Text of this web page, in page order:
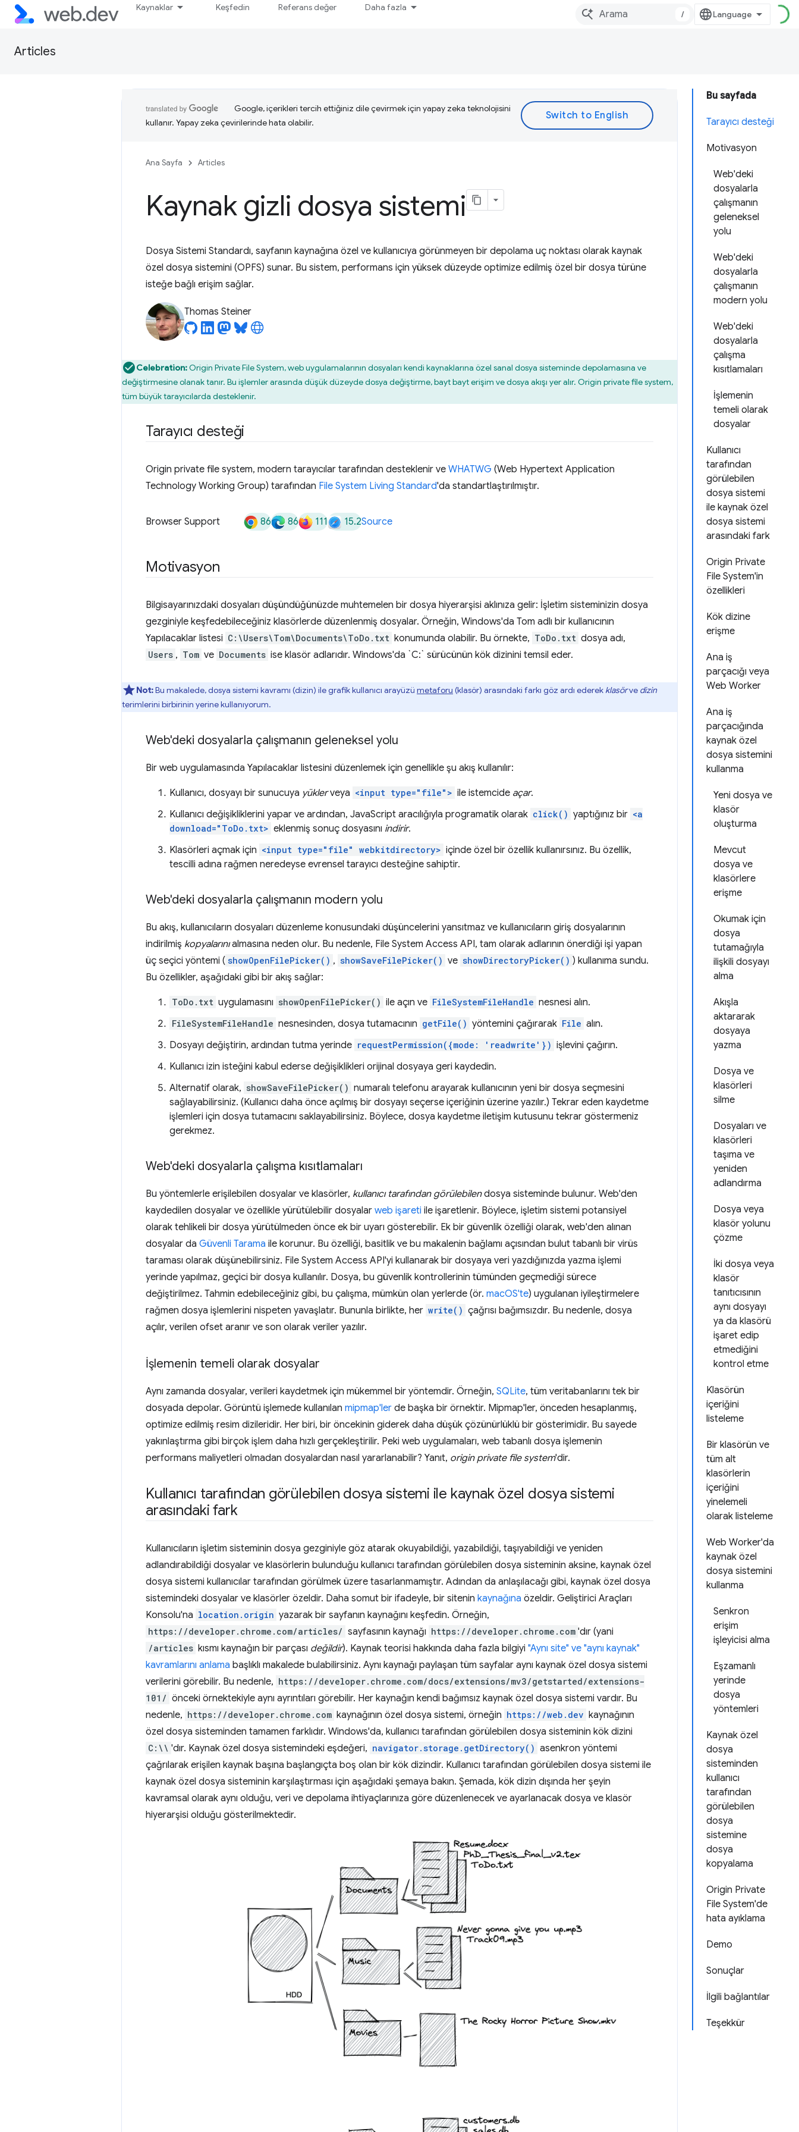
Kaynaklar Keşfedin Referans değer Daha fazla
/
Articles
Bu sayfada
Tarayıcı desteği
Motivasyon
Web'deki
dosyalarla
çalışmanın
geleneksel
yolu
Web'deki
dosyalarla
çalışmanın
modern yolu
Web'deki
dosyalarla
çalışma
kısıtlamaları
İşlemenin
temeli olarak
dosyalar
Kullanıcı
tarafından
görülebilen
dosya sistemi
ile kaynak özel
dosya sistemi
arasındaki fark
Origin Private
File System'in
özellikleri
Kök dizine
erişme
Ana iş
parçacığı veya
Web Worker
Ana iş
parçacığında
kaynak özel
dosya sistemini
kullanma
Yeni dosya ve
klasör
oluşturma
Mevcut
dosya ve
klasörlere
erişme
Okumak için
dosya
tutamağıyla
ilişkili dosyayı
alma
Akışla
aktararak
dosyaya
yazma
Dosya ve
klasörleri
silme
Dosyaları ve
klasörleri
taşıma ve
yeniden
adlandırma
Dosya veya
klasör yolunu
çözme
İki dosya veya
klasör
tanıtıcısının
aynı dosyayı
ya da klasörü
işaret edip
etmediğini
kontrol etme
Klasörün
içeriğini
listeleme
Bir klasörün ve
tüm alt
klasörlerin
içeriğini
yinelemeli
olarak listeleme
Web Worker'da
kaynak özel
dosya sistemini
kullanma
Senkron
erişim
işleyicisi alma
Eşzamanlı
yerinde
dosya
yöntemleri
Kaynak özel
dosya
sisteminden
kullanıcı
tarafından
görülebilen
dosya
sistemine
dosya
kopyalama
Origin Private
File System'de
hata ayıklama
Demo
Sonuçlar
İlgili bağlantılar
Teşekkür
Google, içerikleri tercih ettiğiniz dile çevirmek için yapay zeka teknolojisini
kullanır. Yapay zeka çevirilerinde hata olabilir.
Ana Sayfa Articles
Kaynak gizli dosya sistemi
Dosya Sistemi Standardı, sayfanın kaynağına özel ve kullanıcıya görünmeyen bir depolama uç noktası olarak kaynak
özel dosya sistemini (OPFS) sunar. Bu sistem, performans için yüksek düzeyde optimize edilmiş özel bir dosya türüne
isteğe bağlı erişim sağlar.
Thomas Steiner
Celebration:Origin Private File System, web uygulamalarının dosyaları kendi kaynaklarına özel sanal dosya sisteminde depolamasına ve
değiştirmesine olanak tanır. Bu işlemler arasında düşük düzeyde dosya değiştirme, bayt bayt erişim ve dosya akışı yer alır. Origin private file system,
tüm büyük tarayıcılarda desteklenir.
Tarayıcı desteği
Origin private file system, modern tarayıcılar tarafından desteklenir ve WHATWG (Web Hypertext Application
Technology Working Group) tarafından File System Living Standard'da standartlaştırılmıştır.
Browser Support 86 86 111 15.2Source
Motivasyon
Bilgisayarınızdaki dosyaları düşündüğünüzde muhtemelen bir dosya hiyerarşisi aklınıza gelir: İşletim sisteminizin dosya
gezginiyle keşfedebileceğiniz klasörlerde düzenlenmiş dosyalar. Örneğin, Windows'da Tom adlı bir kullanıcının
Yapılacaklar listesi C:\Users\Tom\Documents\ToDo.txt konumunda olabilir. Bu örnekte, ToDo.txt dosya adı,
Users , Tom ve Documents ise klasör adlarıdır. Windows'da `C:` sürücünün kök dizinini temsil eder.
Not:Bu makalede, dosya sistemi kavramı (dizin) ile grafik kullanıcı arayüzü metaforu (klasör) arasındaki farkı göz ardı ederek klasörve dizin
terimlerini birbirinin yerine kullanıyorum.
Web'deki dosyalarla çalışmanın geleneksel yolu
Bir web uygulamasında Yapılacaklar listesini düzenlemek için genellikle şu akış kullanılır:
Kullanıcı, dosyayı bir sunucuya yüklerveya <input type="file"> ile istemcide açar.
Kullanıcı değişikliklerini yapar ve ardından, JavaScript aracılığıyla programatik olarak click() yaptığınız bir <a
download="ToDo.txt> eklenmiş sonuç dosyasını indirir.
Klasörleri açmak için <input type="file" webkitdirectory> içinde özel bir özellik kullanırsınız. Bu özellik,
tescilli adına rağmen neredeyse evrensel tarayıcı desteğine sahiptir.
Web'deki dosyalarla çalışmanın modern yolu
Bu akış, kullanıcıların dosyaları düzenleme konusundaki düşüncelerini yansıtmaz ve kullanıcıların giriş dosyalarının
indirilmiş kopyalarınıalmasına neden olur. Bu nedenle, File System Access API, tam olarak adlarının önerdiği işi yapan
üç seçici yöntemi ( showOpenFilePicker() , showSaveFilePicker() ve showDirectoryPicker() ) kullanıma sundu.
Bu özellikler, aşağıdaki gibi bir akış sağlar:
ToDo.txt uygulamasını showOpenFilePicker() ile açın ve FileSystemFileHandle nesnesi alın.
FileSystemFileHandle nesnesinden, dosya tutamacının getFile() yöntemini çağırarak File alın.
Dosyayı değiştirin, ardından tutma yerinde requestPermission({mode: 'readwrite'}) işlevini çağırın.
Kullanıcı izin isteğini kabul ederse değişiklikleri orijinal dosyaya geri kaydedin.
Alternatif olarak, showSaveFilePicker() numaralı telefonu arayarak kullanıcının yeni bir dosya seçmesini
sağlayabilirsiniz. (Kullanıcı daha önce açılmış bir dosyayı seçerse içeriğinin üzerine yazılır.) Tekrar eden kaydetme
işlemleri için dosya tutamacını saklayabilirsiniz. Böylece, dosya kaydetme iletişim kutusunu tekrar göstermeniz
gerekmez.
Web'deki dosyalarla çalışma kısıtlamaları
Bu yöntemlerle erişilebilen dosyalar ve klasörler, kullanıcı tarafından görülebilendosya sisteminde bulunur. Web'den
kaydedilen dosyalar ve özellikle yürütülebilir dosyalar web işareti ile işaretlenir. Böylece, işletim sistemi potansiyel
olarak tehlikeli bir dosya yürütülmeden önce ek bir uyarı gösterebilir. Ek bir güvenlik özelliği olarak, web'den alınan
dosyalar da Güvenli Tarama ile korunur. Bu özelliği, basitlik ve bu makalenin bağlamı açısından bulut tabanlı bir virüs
taraması olarak düşünebilirsiniz. File System Access API'yi kullanarak bir dosyaya veri yazdığınızda yazma işlemi
yerinde yapılmaz, geçici bir dosya kullanılır. Dosya, bu güvenlik kontrollerinin tümünden geçmediği sürece
değiştirilmez. Tahmin edebileceğiniz gibi, bu çalışma, mümkün olan yerlerde (ör. macOS'te) uygulanan iyileştirmelere
rağmen dosya işlemlerini nispeten yavaşlatır. Bununla birlikte, her write() çağrısı bağımsızdır. Bu nedenle, dosya
açılır, verilen ofset aranır ve son olarak veriler yazılır.
İşlemenin temeli olarak dosyalar
Aynı zamanda dosyalar, verileri kaydetmek için mükemmel bir yöntemdir. Örneğin, SQLite, tüm veritabanlarını tek bir
dosyada depolar. Görüntü işlemede kullanılan mipmap'ler de başka bir örnektir. Mipmap'ler, önceden hesaplanmış,
optimize edilmiş resim dizileridir. Her biri, bir öncekinin giderek daha düşük çözünürlüklü bir gösterimidir. Bu sayede
yakınlaştırma gibi birçok işlem daha hızlı gerçekleştirilir. Peki web uygulamaları, web tabanlı dosya işlemenin
performans maliyetleri olmadan dosyalardan nasıl yararlanabilir? Yanıt, origin private file system'dir.
Kullanıcı tarafından görülebilen dosya sistemi ile kaynak özel dosya sistemi
arasındaki fark
Kullanıcıların işletim sisteminin dosya gezginiyle göz atarak okuyabildiği, yazabildiği, taşıyabildiği ve yeniden
adlandırabildiği dosyalar ve klasörlerin bulunduğu kullanıcı tarafından görülebilen dosya sisteminin aksine, kaynak özel
dosya sistemi kullanıcılar tarafından görülmek üzere tasarlanmamıştır. Adından da anlaşılacağı gibi, kaynak özel dosya
sistemindeki dosyalar ve klasörler özeldir. Daha somut bir ifadeyle, bir sitenin kaynağına özeldir. Geliştirici Araçları
Konsolu'na location.origin yazarak bir sayfanın kaynağını keşfedin. Örneğin,
https://developer.chrome.com/articles/ sayfasının kaynağı https://developer.chrome.com 'dır (yani
/articles kısmı kaynağın bir parçası değildir). Kaynak teorisi hakkında daha fazla bilgiyi "Aynı site" ve "aynı kaynak"
kavramlarını anlama başlıklı makalede bulabilirsiniz. Aynı kaynağı paylaşan tüm sayfalar aynı kaynak özel dosya sistemi
verilerini görebilir. Bu nedenle, https://developer.chrome.com/docs/extensions/mv3/getstarted/extensions-
101/ önceki örnektekiyle aynı ayrıntıları görebilir. Her kaynağın kendi bağımsız kaynak özel dosya sistemi vardır. Bu
nedenle, https://developer.chrome.com kaynağının özel dosya sistemi, örneğin https://web.dev kaynağının
özel dosya sisteminden tamamen farklıdır. Windows'da, kullanıcı tarafından görülebilen dosya sisteminin kök dizini
C:\\ 'dır. Kaynak özel dosya sistemindeki eşdeğeri, navigator.storage.getDirectory() asenkron yöntemi
çağrılarak erişilen kaynak başına başlangıçta boş olan bir kök dizindir. Kullanıcı tarafından görülebilen dosya sistemi ile
kaynak özel dosya sisteminin karşılaştırması için aşağıdaki şemaya bakın. Şemada, kök dizin dışında her şeyin
kavramsal olarak aynı olduğu, veri ve depolama ihtiyaçlarınıza göre düzenlenecek ve ayarlanacak dosya ve klasör
hiyerarşisi olduğu gösterilmektedir.